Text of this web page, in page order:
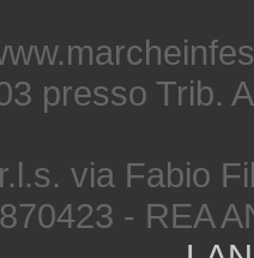
presso Trib.
via Fabio
- REA